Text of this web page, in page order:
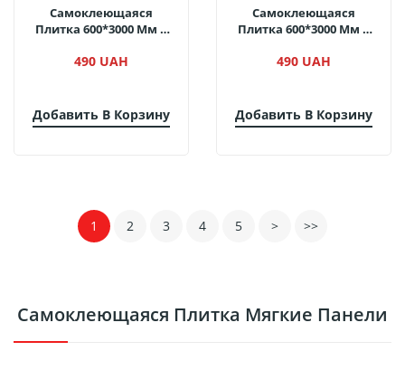
Самоклеющаяся
Плитка 600*3000 Мм В
Черный Мрамор С
490 UAH
Добавить В Корзину
Самоклеющаяся
Плитка 600*3000 Мм В
Мрамор С Золотом)
490 UAH
Добавить В Корзину
1 2 3 4 5 > >>
Самоклеющаяся Плитка Мягкие Панели